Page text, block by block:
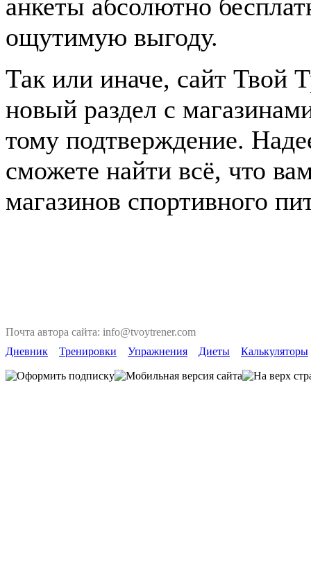
анкеты абсолютно
ощутимую выгоду.
Так или иначе, сайт Твой
новый раздел с
тому подтверждение.
сможете найти всё, что
магазинов спортивного
Почта автора сайта: info@tvoytrener.com
Дневник
Тренировки Упражнения Диеты Калькуляторы